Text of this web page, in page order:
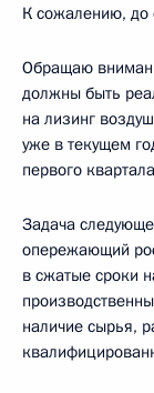
К сожалению, до
Обращаю
должны быть
на лизинг
уже в текущем
первого
Задача
опережающий
в сжатые сроки
наличие сырья,